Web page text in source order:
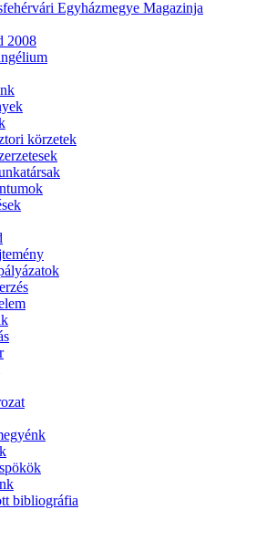
Egyházmegye Magazinja
2008
körzetek
bibliográfia